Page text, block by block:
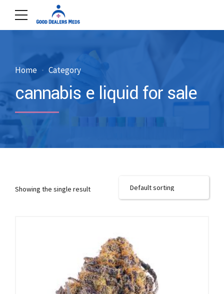
Home Category
cannabis e liquid for sale
Showing the single result